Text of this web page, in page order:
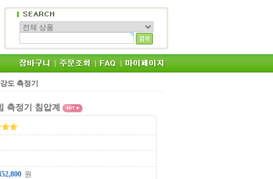
도 측정기
측정기 침압계
원